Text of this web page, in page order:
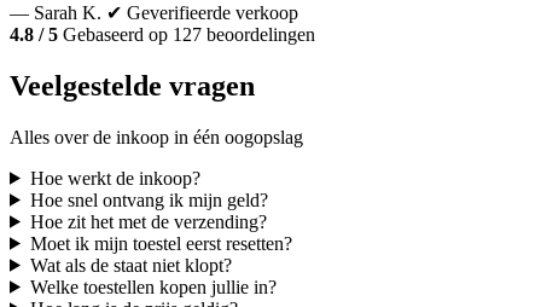
— Sarah K. ✔ Geverifieerde verkoop
4.8 / 5 Gebaseerd op 127 beoordelingen
Veelgestelde vragen
Alles over de inkoop in één oogopslag
Hoe werkt de inkoop?
Hoe snel ontvang ik mijn geld?
Hoe zit het met de verzending?
Moet ik mijn toestel eerst resetten?
Wat als de staat niet klopt?
Welke toestellen kopen jullie in?